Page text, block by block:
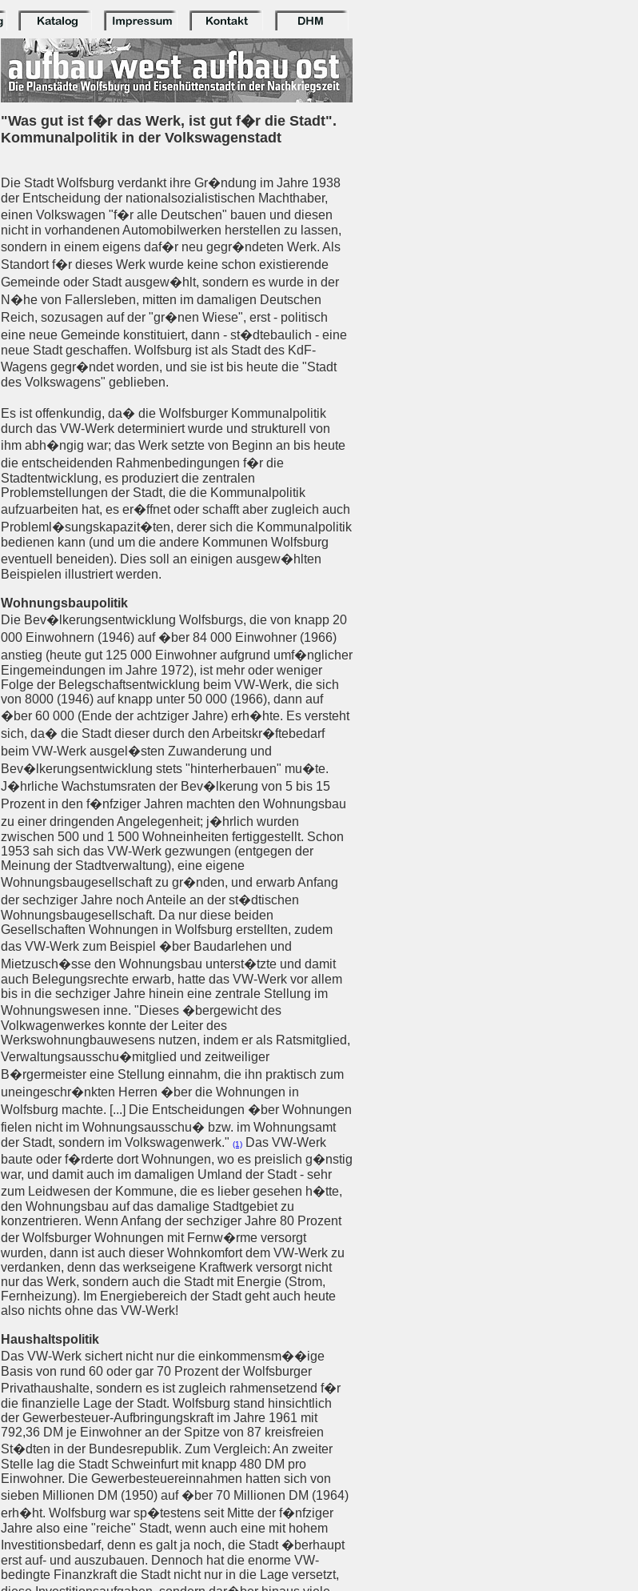
"Was gut ist f�r das Werk, ist gut f�r die Stadt".
Kommunalpolitik in der Volkswagenstadt
Die Stadt Wolfsburg verdankt ihre Gr�ndung im Jahre 1938
der Entscheidung der nationalsozialistischen Machthaber,
einen Volkswagen "f�r alle Deutschen" bauen und diesen
nicht in vorhandenen Automobilwerken herstellen zu lassen,
sondern in einem eigens daf�r neu gegr�ndeten Werk. Als
Standort f�r dieses Werk wurde keine schon existierende
Gemeinde oder Stadt ausgew�hlt, sondern es wurde in der
N�he von Fallersleben, mitten im damaligen Deutschen
Reich, sozusagen auf der "gr�nen Wiese", erst - politisch
eine neue Gemeinde konstituiert, dann - st�dtebaulich - eine
neue Stadt geschaffen. Wolfsburg ist als Stadt des KdF-
Wagens gegr�ndet worden, und sie ist bis heute die "Stadt
des Volkswagens" geblieben.
Es ist offenkundig, da� die Wolfsburger Kommunalpolitik
durch das VW-Werk determiniert wurde und strukturell von
ihm abh�ngig war; das Werk setzte von Beginn an bis heute
die entscheidenden Rahmenbedingungen f�r die
Stadtentwicklung, es produziert die zentralen
Problemstellungen der Stadt, die die Kommunalpolitik
aufzuarbeiten hat, es er�ffnet oder schafft aber zugleich auch
Probleml�sungskapazit�ten, derer sich die Kommunalpolitik
bedienen kann (und um die andere Kommunen Wolfsburg
eventuell beneiden). Dies soll an einigen ausgew�hlten
Beispielen illustriert werden.
Wohnungsbaupolitik
Die Bev�lkerungsentwicklung Wolfsburgs, die von knapp 20
000 Einwohnern (1946) auf �ber 84 000 Einwohner (1966)
anstieg (heute gut 125 000 Einwohner aufgrund umf�nglicher
Eingemeindungen im Jahre 1972), ist mehr oder weniger
Folge der Belegschaftsentwicklung beim VW-Werk, die sich
von 8000 (1946) auf knapp unter 50 000 (1966), dann auf
�ber 60 000 (Ende der achtziger Jahre) erh�hte. Es versteht
sich, da� die Stadt dieser durch den Arbeitskr�ftebedarf
beim VW-Werk ausgel�sten Zuwanderung und
Bev�lkerungsentwicklung stets "hinterherbauen" mu�te.
J�hrliche Wachstumsraten der Bev�lkerung von 5 bis 15
Prozent in den f�nfziger Jahren machten den Wohnungsbau
zu einer dringenden Angelegenheit; j�hrlich wurden
zwischen 500 und 1 500 Wohneinheiten fertiggestellt. Schon
1953 sah sich das VW-Werk gezwungen (entgegen der
Meinung der Stadtverwaltung), eine eigene
Wohnungsbaugesellschaft zu gr�nden, und erwarb Anfang
der sechziger Jahre noch Anteile an der st�dtischen
Wohnungsbaugesellschaft. Da nur diese beiden
Gesellschaften Wohnungen in Wolfsburg erstellten, zudem
das VW-Werk zum Beispiel �ber Baudarlehen und
Mietzusch�sse den Wohnungsbau unterst�tzte und damit
auch Belegungsrechte erwarb, hatte das VW-Werk vor allem
bis in die sechziger Jahre hinein eine zentrale Stellung im
Wohnungswesen inne. "Dieses �bergewicht des
Volkwagenwerkes konnte der Leiter des
Werkswohnungbauwesens nutzen, indem er als Ratsmitglied,
Verwaltungsausschu�mitglied und zeitweiliger
B�rgermeister eine Stellung einnahm, die ihn praktisch zum
uneingeschr�nkten Herren �ber die Wohnungen in
Wolfsburg machte. [...] Die Entscheidungen �ber Wohnungen
fielen nicht im Wohnungsausschu� bzw. im Wohnungsamt
der Stadt, sondern im Volkswagenwerk." (1) Das VW-Werk
baute oder f�rderte dort Wohnungen, wo es preislich g�nstig
war, und damit auch im damaligen Umland der Stadt - sehr
zum Leidwesen der Kommune, die es lieber gesehen h�tte,
den Wohnungsbau auf das damalige Stadtgebiet zu
konzentrieren. Wenn Anfang der sechziger Jahre 80 Prozent
der Wolfsburger Wohnungen mit Fernw�rme versorgt
wurden, dann ist auch dieser Wohnkomfort dem VW-Werk zu
verdanken, denn das werkseigene Kraftwerk versorgt nicht
nur das Werk, sondern auch die Stadt mit Energie (Strom,
Fernheizung). Im Energiebereich der Stadt geht auch heute
also nichts ohne das VW-Werk!
Haushaltspolitik
Das VW-Werk sichert nicht nur die einkommensm��ige
Basis von rund 60 oder gar 70 Prozent der Wolfsburger
Privathaushalte, sondern es ist zugleich rahmensetzend f�r
die finanzielle Lage der Stadt. Wolfsburg stand hinsichtlich
der Gewerbesteuer-Aufbringungskraft im Jahre 1961 mit
792,36 DM je Einwohner an der Spitze von 87 kreisfreien
St�dten in der Bundesrepublik. Zum Vergleich: An zweiter
Stelle lag die Stadt Schweinfurt mit knapp 480 DM pro
Einwohner. Die Gewerbesteuereinnahmen hatten sich von
sieben Millionen DM (1950) auf �ber 70 Millionen DM (1964)
erh�ht. Wolfsburg war sp�testens seit Mitte der f�nfziger
Jahre also eine "reiche" Stadt, wenn auch eine mit hohem
Investitionsbedarf, denn es galt ja noch, die Stadt �berhaupt
erst auf- und auszubauen. Dennoch hat die enorme VW-
bedingte Finanzkraft die Stadt nicht nur in die Lage versetzt,